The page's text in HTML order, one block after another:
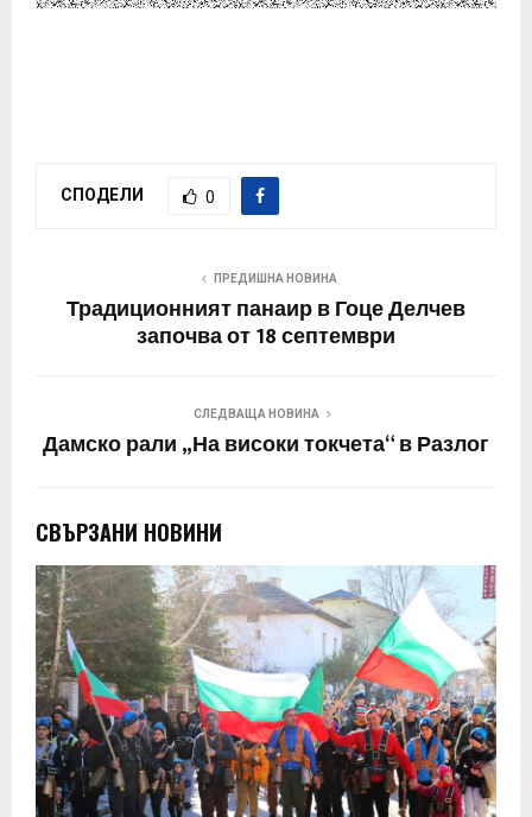
СПОДЕЛИ 0
ПРЕДИШНА НОВИНА
Традиционният панаир в Гоце Делчев
започва от 18 септември
СЛЕДВАЩА НОВИНА
Дамско рали „На високи токчета“ в Разлог
СВЪРЗАНИ НОВИНИ